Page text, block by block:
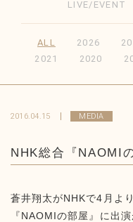
LIVE/EVENT
ALL 2026
2021
2020
2016.04.15 MEDIA
NHK総合『NAOMI
蒼井翔太がNHKで4月よ
『NAOMIの部屋』に出